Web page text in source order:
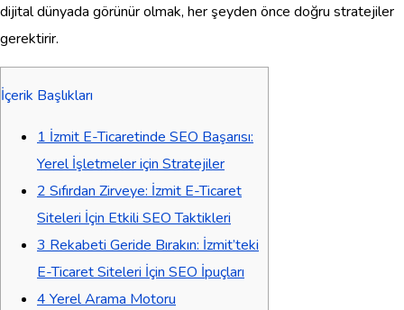
dijital dünyada görünür olmak, her şeyden önce doğru stratejiler
gerektirir.
İçerik Başlıkları
1 İzmit E-Ticaretinde SEO Başarısı:
Yerel İşletmeler için Stratejiler
2 Sıfırdan Zirveye: İzmit E-Ticaret
Siteleri İçin Etkili SEO Taktikleri
3 Rekabeti Geride Bırakın: İzmit’teki
E-Ticaret Siteleri İçin SEO İpuçları
4 Yerel Arama Motoru